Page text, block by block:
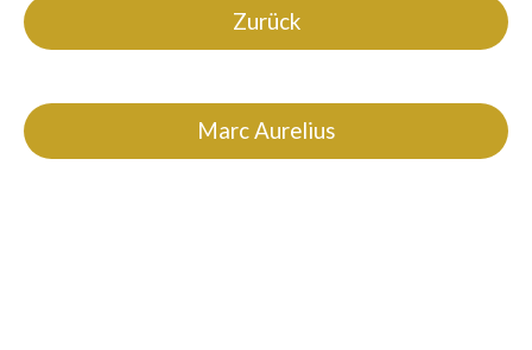
Zurück
Marc Aurelius